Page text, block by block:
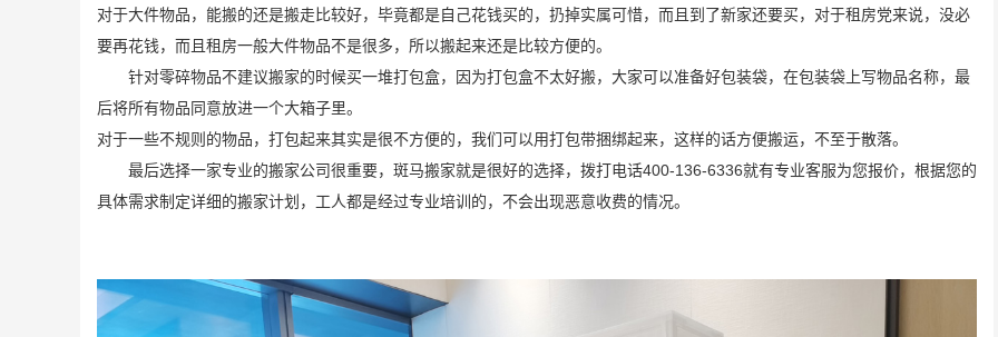
对于大件物品，能搬的还是搬走比较好，毕竟都是自己花钱买的，扔掉实属可惜，而且到了新家还要买，对于租房党来说，没必
要再花钱，而且租房一般大件物品不是很多，所以搬起来还是比较方便的。
针对零碎物品不建议搬家的时候买一堆打包盒，因为打包盒不太好搬，大家可以准备好包装袋，在包装袋上写物品名称，最
后将所有物品同意放进一个大箱子里。
对于一些不规则的物品，打包起来其实是很不方便的，我们可以用打包带捆绑起来，这样的话方便搬运，不至于散落。
最后选择一家专业的搬家公司很重要，斑马搬家就是很好的选择，拨打电话400-136-6336就有专业客服为您报价，根据您的
具体需求制定详细的搬家计划，工人都是经过专业培训的，不会出现恶意收费的情况。